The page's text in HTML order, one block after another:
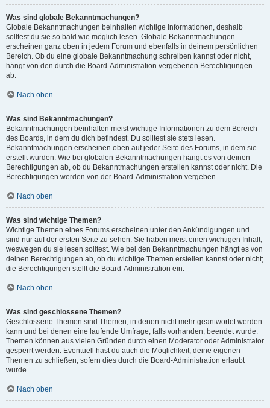
Was sind globale Bekanntmachungen?
Globale Bekanntmachungen beinhalten wichtige Informationen, deshalb
solltest du sie so bald wie möglich lesen. Globale Bekanntmachungen
erscheinen ganz oben in jedem Forum und ebenfalls in deinem persönlichen
Bereich. Ob du eine globale Bekanntmachung schreiben kannst oder nicht,
hängt von den durch die Board-Administration vergebenen Berechtigungen
ab.
Nach oben
Was sind Bekanntmachungen?
Bekanntmachungen beinhalten meist wichtige Informationen zu dem Bereich
des Boards, in dem du dich befindest. Du solltest sie stets lesen.
Bekanntmachungen erscheinen oben auf jeder Seite des Forums, in dem sie
erstellt wurden. Wie bei globalen Bekanntmachungen hängt es von deinen
Berechtigungen ab, ob du Bekanntmachungen erstellen kannst oder nicht. Die
Berechtigungen werden von der Board-Administration vergeben.
Nach oben
Was sind wichtige Themen?
Wichtige Themen eines Forums erscheinen unter den Ankündigungen und
sind nur auf der ersten Seite zu sehen. Sie haben meist einen wichtigen Inhalt,
weswegen du sie lesen solltest. Wie bei den Bekanntmachungen hängt es von
deinen Berechtigungen ab, ob du wichtige Themen erstellen kannst oder nicht;
die Berechtigungen stellt die Board-Administration ein.
Nach oben
Was sind geschlossene Themen?
Geschlossene Themen sind Themen, in denen nicht mehr geantwortet werden
kann und bei denen eine laufende Umfrage, falls vorhanden, beendet wurde.
Themen können aus vielen Gründen durch einen Moderator oder Administrator
gesperrt werden. Eventuell hast du auch die Möglichkeit, deine eigenen
Themen zu schließen, sofern dies durch die Board-Administration erlaubt
wurde.
Nach oben